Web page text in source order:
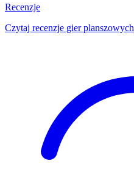
Recenzje
Czytaj recenzje gier planszowych